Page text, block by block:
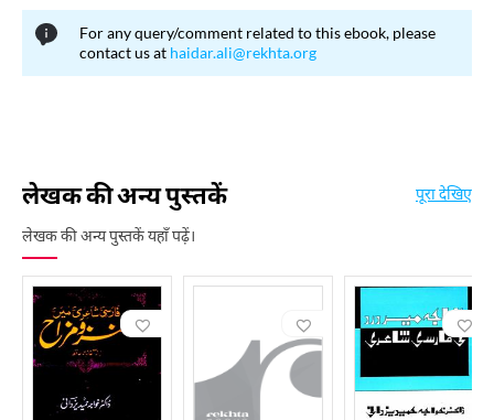
For any query/comment related to this ebook, please
contact us at haidar.ali@rekhta.org
लेखक की अन्य पुस्तकें
लेखक की अन्य पुस्तकें यहाँ पढ़ें।
पूरा देखिए